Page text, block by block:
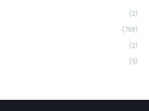
(2)
(769)
(2)
(5)